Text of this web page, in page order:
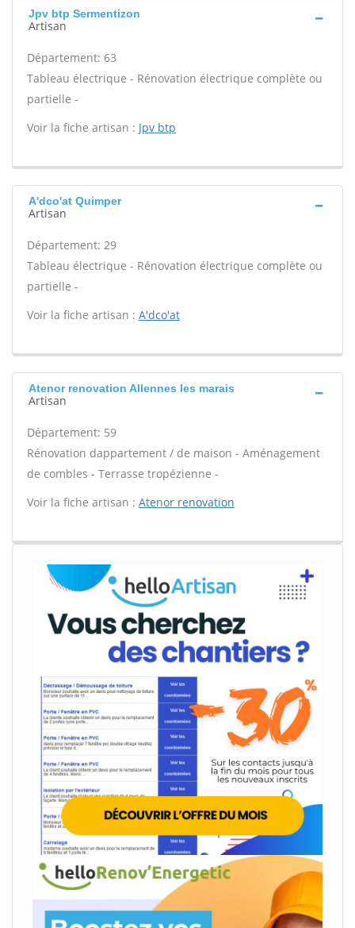
Jpv btp Sermentizon
Artisan
Département: 63
Tableau électrique - Rénovation électrique complète ou
partielle -
Voir la fiche artisan : Jpv btp
A'dco'at Quimper
Artisan
Département: 29
Tableau électrique - Rénovation électrique complète ou
partielle -
Voir la fiche artisan : A'dco'at
Atenor renovation Allennes les marais
Artisan
Département: 59
Rénovation dappartement / de maison - Aménagement
de combles - Terrasse tropézienne -
Voir la fiche artisan : Atenor renovation